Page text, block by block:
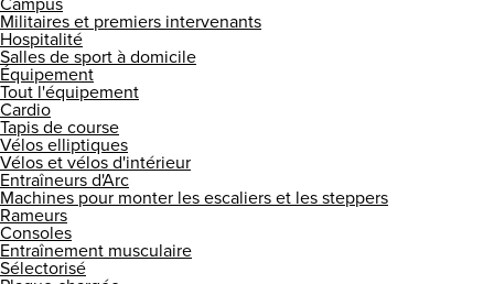
Militaires et premiers intervenants
Hospitalité
Salles de sport à domicile
Équipement
Tout l'équipement
Cardio
Tapis de course
Vélos elliptiques
Vélos et vélos d'intérieur
Entraîneurs d'Arc
Machines pour monter les escaliers et les steppers
Rameurs
Consoles
Entraînement musculaire
Sélectorisé